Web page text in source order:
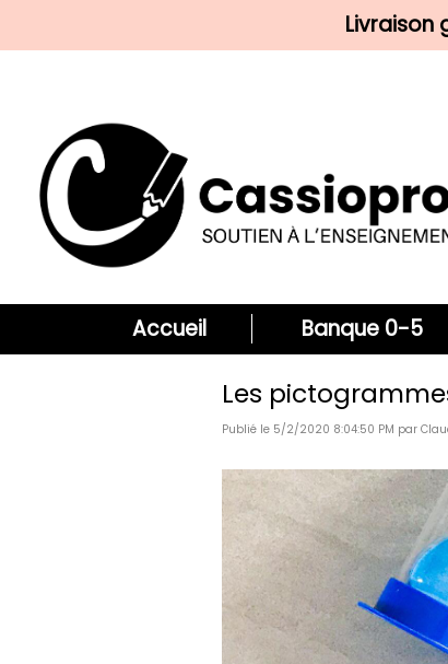
Livraison
Accueil Banque 0-5
Les
Publié le 5/2/2020 8:04:50 PM par